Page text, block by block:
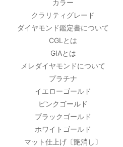
カラー
クラリティグレード
ダイヤモンド鑑定書について
CGLとは
GIAとは
メレダイヤモンドについて
プラチナ
イエローゴールド
ピンクゴールド
ブラックゴールド
ホワイトゴールド
マット仕上げ〔艶消し〕